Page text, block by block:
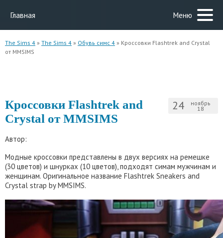
Главная Меню
The Sims 4 » The Sims 4 » Обувь симс 4 » Кроссовки Flashtrek and Crystal
от MMSIMS
24 ноябрь
18
Кроссовки Flashtrek and
Crystal от MMSIMS
Автор:
Модные кроссовки представлены в двух версиях на ремешке
(30 цветов) и шнурках (10 цветов), подходят симам мужчинам и
женщинам. Оригинальное название Flashtrek Sneakers and
Crystal strap by MMSIMS.